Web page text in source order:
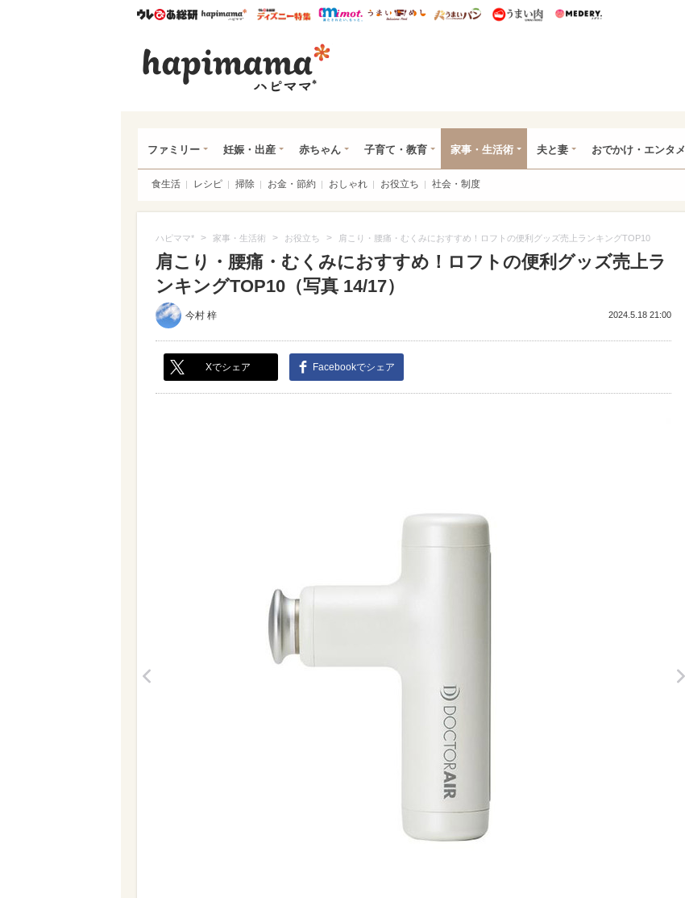
ウレぴあ総研ハピママ* ウレぴあ総研 ディズニー特集
mimot. うまいめし うまいパン うまい肉
ファミリー 妊娠・出産 赤ちゃん 子育て・教育 家事・生活術 夫と妻 おでかけ・エンタメ
食生活 レシピ 掃除 お金・節約 おしゃれ お役立ち 社会・制度
ハピママ* > 家事・生活術 > お役立ち > 肩こり・腰痛・むくみにおすすめ！ロフトの便利グッズ売上ランキングTOP10
肩こり・腰痛・むくみにおすすめ！ロフトの便利グッズ売上ラ
ンキングTOP10（写真 14/17）
今村 梓 2024.5.18 21:00
Xでシェア Facebookでシェア